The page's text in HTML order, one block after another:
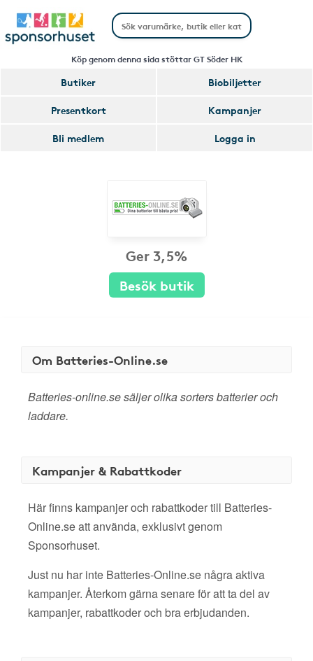
Köp genom denna sida stöttar GT Söder HK
Butiker
Biobiljetter
Presentkort
Kampanjer
Bli medlem
Logga in
Ger 3,5%
Besök butik
Om Batteries-Online.se
Batteries-online.se säljer olika sorters batterier och
laddare.
Kampanjer & Rabattkoder
Här finns kampanjer och rabattkoder till Batteries-
Online.se att använda, exklusivt genom
Sponsorhuset.
Just nu har inte Batteries-Online.se några aktiva
kampanjer. Återkom gärna senare för att ta del av
kampanjer, rabattkoder och bra erbjudanden.